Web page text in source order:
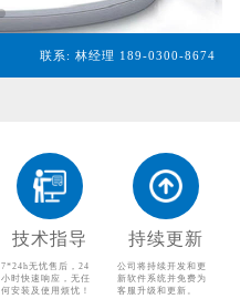
联系: 林经理 189-0300-8674
技术指导
7*24h无忧售后，24
小时快速响应，无任
何安装及使用烦忧！
持续更新
公司将持续开发和更
新软件系统并免费为
客服升级和更新。